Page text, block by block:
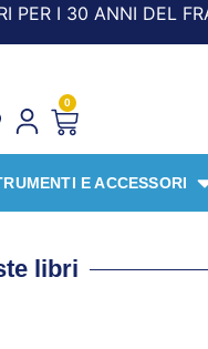
*** CON ORDINI A
0
E ACCESSORI
libri